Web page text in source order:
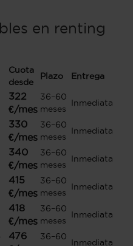
en renting
Cuota
desde
Plazo Entrega
322
€/mes
36–60
meses
Inmediata
330
€/mes
36–60
meses
Inmediata
340
€/mes
36–60
meses
Inmediata
415
€/mes
36–60
meses
Inmediata
418
€/mes
36–60
meses
Inmediata
476
36–60
Inmediata